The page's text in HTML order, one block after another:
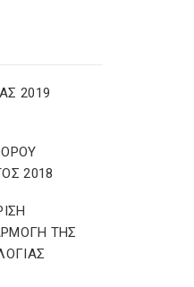
2019
2018
ΤΗΣ